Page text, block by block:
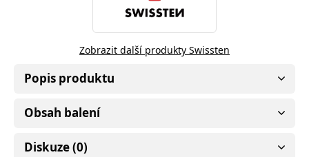
Zobrazit další produkty Swissten
Popis produktu
Obsah balení
Diskuze (0)